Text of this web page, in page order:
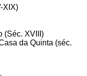
XIX)
(Séc. XVIII)
da Quinta (séc.